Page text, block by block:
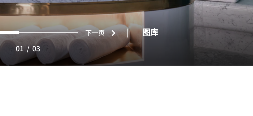
0 1 2 下一页
01/03
| 图库